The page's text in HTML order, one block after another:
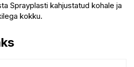
Sprayplasti kahjustatud kohale ja
kokku.